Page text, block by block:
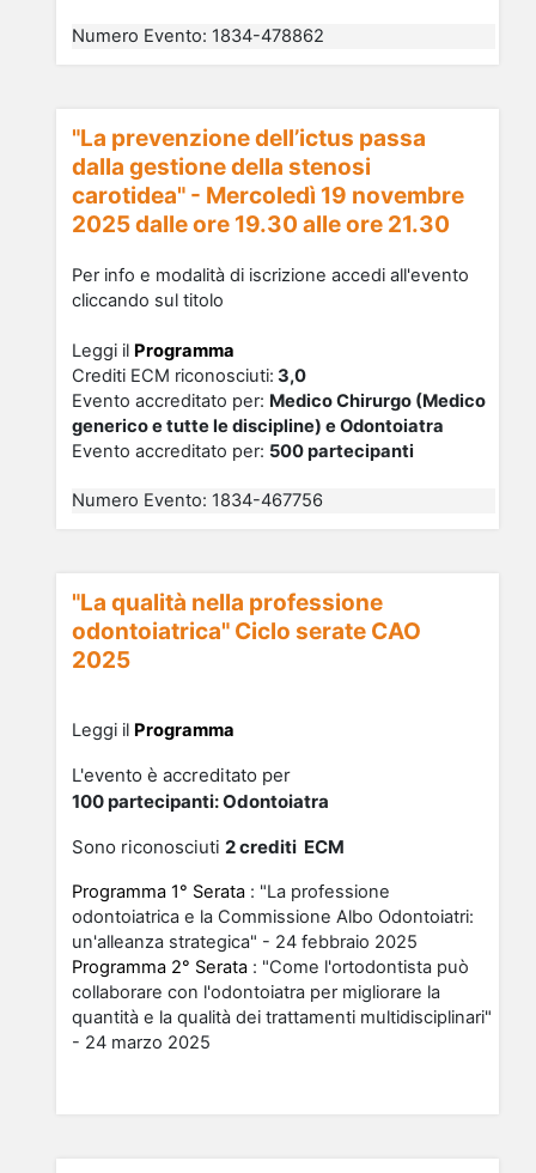
Numero Evento: 1834-478862
"La prevenzione dell’ictus passa
dalla gestione della stenosi
carotidea" - Mercoledì 19 novembre
2025 dalle ore 19.30 alle ore 21.30
Per info e modalità di iscrizione accedi all'evento
cliccando sul titolo
Leggi il Programma
Crediti ECM riconosciuti: 3,0
Evento accreditato per: Medico Chirurgo (Medico
generico e tutte le discipline) e Odontoiatra
Evento accreditato per: 500 partecipanti
Numero Evento: 1834-467756
"La qualità nella professione
odontoiatrica" Ciclo serate CAO
2025
Leggi il Programma
L'evento è accreditato per
100partecipanti:Odontoiatra
Sono riconosciuti 2crediti ECM
Programma 1° Serata : "La professione
odontoiatrica e la Commissione Albo Odontoiatri:
un'alleanza strategica" - 24 febbraio 2025
Programma 2° Serata : "Come l'ortodontista può
collaborare con l'odontoiatra per migliorare la
quantità e la qualità dei trattamenti multidisciplinari"
- 24 marzo 2025